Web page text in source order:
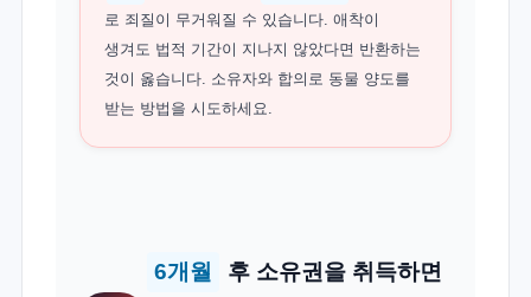
로 죄질이 무거워질 수 있습니다. 애착이
생겨도 법적 기간이 지나지 않았다면 반환하는
것이 옳습니다. 소유자와 합의로 동물 양도를
받는 방법을 시도하세요.
6개월
후 소유권을 취득하면